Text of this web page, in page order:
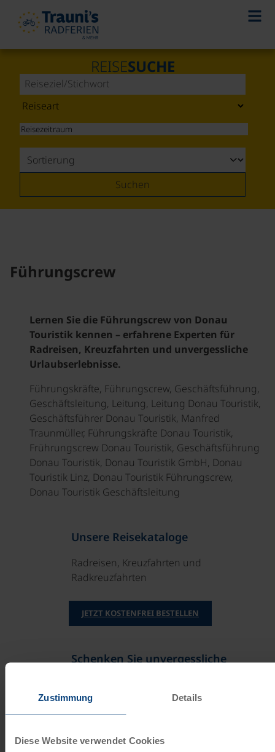
Zustimmung Details
Diese Website verwendet Cookies
REISESUCHE
Suchen
Führungscrew
Lernen Sie die Führungscrew von Donau
Touristik kennen – erfahrene Experten für
Radreisen, Kreuzfahrten und unvergessliche
Urlaubserlebnisse.
Führungskräfte, Führungscrew, Geschäftsführung,
Geschäftsleitung, Leitung, Leitung Donau Touristik,
Geschäftsführer Donau Touristik, Manfred
Traunmüller, Führungskräfte Donau Touristik,
Frührungscrew Donau Touristik, Geschäftsführung
Donau Touristik, Donau Touristik GmbH, Donau
Touristik Linz, Donau Touristik Führungscrew,
Donau Touristik Geschäftsleitung
Unsere Reisekataloge
Radreisen, Kreuzfahrten und
Radkreuzfahrten
JETZT KOSTENFREI BESTELLEN
Schenken Sie unvergessliche
Mit einem Reisegutschein haben Sie
immer das passende Geschenk.